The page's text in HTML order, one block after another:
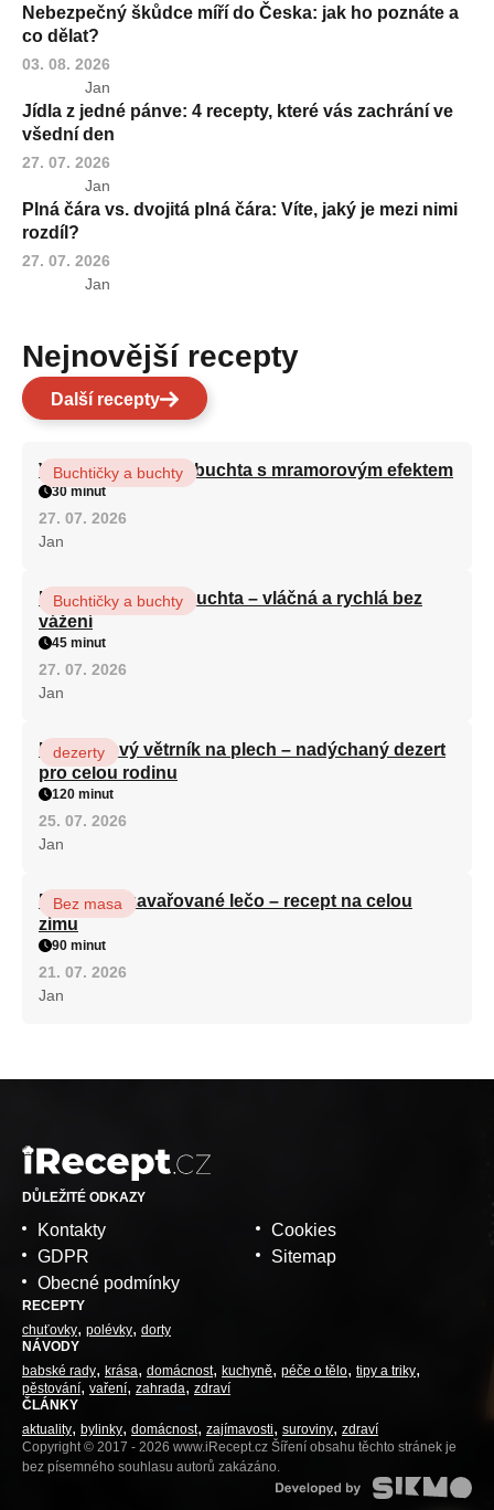
Nebezpečný škůdce míří do Česka: jak ho poznáte a
co dělat?
03. 08. 2026
Jan
Jídla z jedné pánve: 4 recepty, které vás zachrání ve
všední den
27. 07. 2026
Jan
Plná čára vs. dvojitá plná čára: Víte, jaký je mezi nimi
rozdíl?
27. 07. 2026
Jan
Nejnovější recepty
Další recepty
Vláčná olejová litá buchta s mramorovým efektem
Buchtičky a buchty
30 minut
27. 07. 2026
Jan
Hrnková maková buchta – vláčná a rychlá bez
vážení
Buchtičky a buchty
45 minut
27. 07. 2026
Jan
Karamelový větrník na plech – nadýchaný dezert
pro celou rodinu
dezerty
120 minut
25. 07. 2026
Jan
Babiččino zavařované lečo – recept na celou
zimu
Bez masa
90 minut
21. 07. 2026
Jan
DŮLEŽITÉ ODKAZY
Kontakty
GDPR
Obecné podmínky
Cookies
Sitemap
RECEPTY
chuťovky polévky dorty
NÁVODY
babské rady
krása domácnost kuchyně péče o tělo tipy a triky
pěstování vaření zahrada zdraví
ČLÁNKY
aktuality
bylinky domácnost zajímavosti suroviny zdraví
Copyright © 2017 - 2026 www.iRecept.cz Šíření obsahu těchto stránek je
bez písemného souhlasu autorů zakázáno.